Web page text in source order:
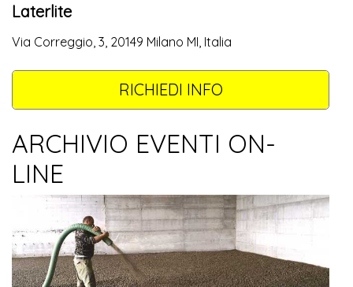
Laterlite
Via Correggio, 3, 20149 Milano MI, Italia
RICHIEDI INFO
ARCHIVIO EVENTI ON-
LINE